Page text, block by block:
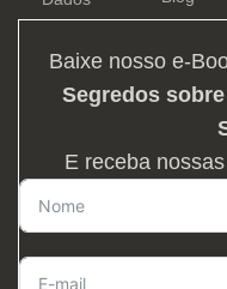
Baixe nosso e-
Segredos
E receba